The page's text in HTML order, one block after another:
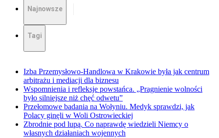
Najnowsze
Tagi
Izba Przemysłowo-Handlowa w Krakowie była jak centrum
arbitrażu i mediacji dla biznesu
Wspomnienia i refleksje powstańca. „Pragnienie wolności
było silniejsze niż chęć odwetu”
Przełomowe badania na Wołyniu. Medyk sprawdzi, jak
Polacy ginęli w Woli Ostrowieckiej
Zbrodnie pod lupą. Co naprawdę wiedzieli Niemcy o
własnych działaniach wojennych